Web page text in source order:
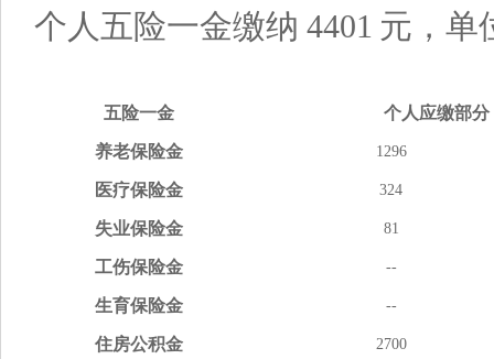
个人五险一金缴纳 4401 元，单
五险一金 个人应缴部分
养老保险金 1296
医疗保险金 324
失业保险金 81
工伤保险金 --
生育保险金 --
住房公积金 2700